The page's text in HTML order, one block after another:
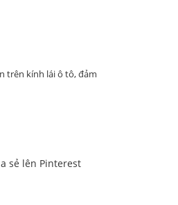
trên kính lái ô tô, đảm